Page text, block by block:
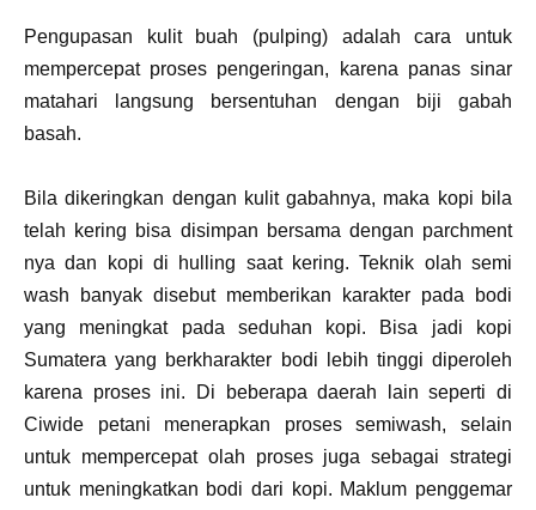
Pengupasan kulit buah (pulping) adalah cara untuk
mempercepat proses pengeringan, karena panas sinar
matahari langsung bersentuhan dengan biji gabah
basah.
Bila dikeringkan dengan kulit gabahnya, maka kopi bila
telah kering bisa disimpan bersama dengan parchment
nya dan kopi di hulling saat kering. Teknik olah semi
wash banyak disebut memberikan karakter pada bodi
yang meningkat pada seduhan kopi. Bisa jadi kopi
Sumatera yang berkharakter bodi lebih tinggi diperoleh
karena proses ini. Di beberapa daerah lain seperti di
Ciwide petani menerapkan proses semiwash, selain
untuk mempercepat olah proses juga sebagai strategi
untuk meningkatkan bodi dari kopi. Maklum penggemar